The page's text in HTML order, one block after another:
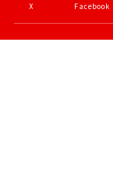
X Facebook